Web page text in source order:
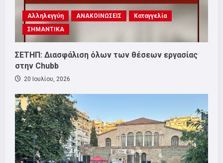
Αλληλεγγύη ΑΝΑΚΟΙΝΩΣΕΙΣ
Καταγγελία
ΣΗΜΑΝΤΙΚΑ
ΣΕΤΗΠ: Διασφάλιση όλων των θέσεων εργασίας
στην Chubb
20 Ιουλίου, 2026